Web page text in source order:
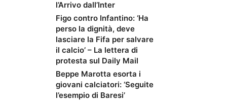
l’Arrivo dall’Inter
Figo contro Infantino: ‘Ha
perso la dignità, deve
lasciare la Fifa per salvare
il calcio’ – La lettera di
protesta sul Daily Mail
Beppe Marotta esorta i
giovani calciatori: ‘Seguite
l’esempio di Baresi’